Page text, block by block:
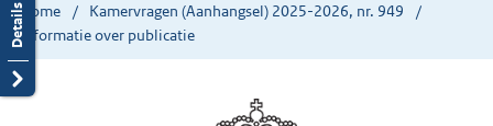
Home
Kamervragen (Aanhangsel) 2025-2026, nr. 949
Informatie over publicatie